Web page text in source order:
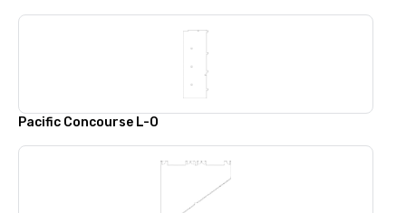
Pacific Concourse L-O